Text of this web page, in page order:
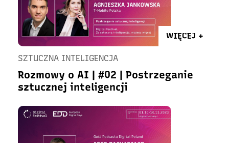
WIĘCEJ +
SZTUCZNA INTELIGENCJA
Rozmowy o AI | #02 | Postrzeganie
sztucznej inteligencji